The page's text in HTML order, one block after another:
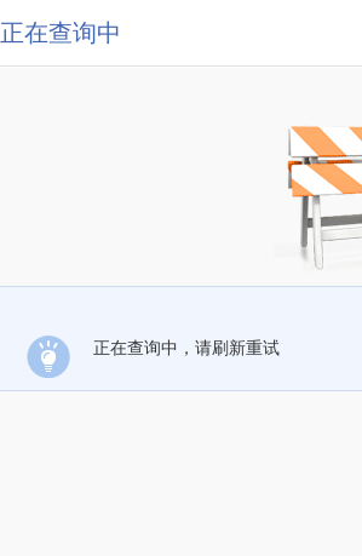
正在查询中
正在查询中，请刷新重试